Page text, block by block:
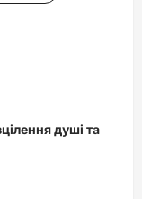
душі та